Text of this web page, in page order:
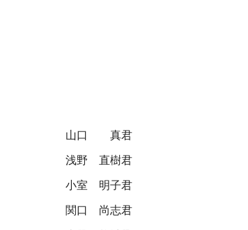
山口 真君
浅野 直樹君
小室 明子君
関口 尚志君